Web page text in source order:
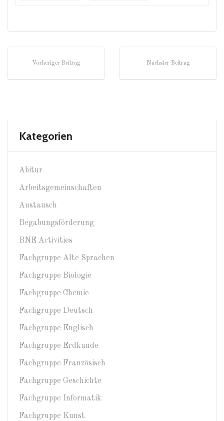
Vorheriger Beitrag Nächster Beitrag
Kategorien
Abitur
Arbeitsgemeinschaften
Austausch
Begabungsförderung
BNE Activities
Fachgruppe Alte Sprachen
Fachgruppe Biologie
Fachgruppe Chemie
Fachgruppe Deutsch
Fachgruppe Englisch
Fachgruppe Erdkunde
Fachgruppe Französisch
Fachgruppe Geschichte
Fachgruppe Informatik
Fachgruppe Kunst